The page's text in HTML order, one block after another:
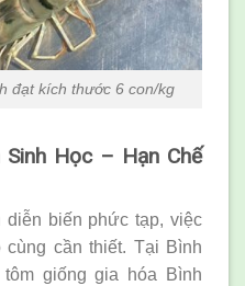
đạt kích thước 6 con/kg
Học – Hạn Chế
diễn biến phức tạp, việc
cần thiết. Tại Bình
giống gia hóa Bình